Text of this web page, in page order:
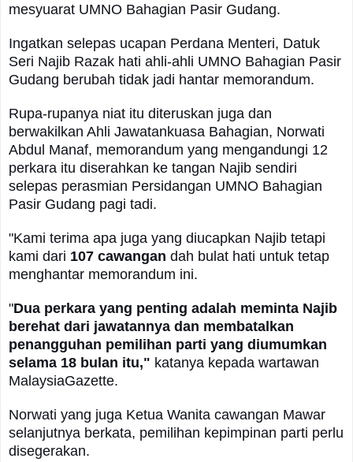
mesyuarat UMNO Bahagian Pasir Gudang.
Ingatkan selepas ucapan Perdana Menteri, Datuk
Seri Najib Razak hati ahli-ahli UMNO Bahagian Pasir
Gudang berubah tidak jadi hantar memorandum.
Rupa-rupanya niat itu diteruskan juga dan
berwakilkan Ahli Jawatankuasa Bahagian, Norwati
Abdul Manaf, memorandum yang mengandungi 12
perkara itu diserahkan ke tangan Najib sendiri
selepas perasmian Persidangan UMNO Bahagian
Pasir Gudang pagi tadi.
"Kami terima apa juga yang diucapkan Najib tetapi
kami dari 107 cawangan dah bulat hati untuk tetap
menghantar memorandum ini.
"Dua perkara yang penting adalah meminta Najib
berehat dari jawatannya dan membatalkan
penangguhan pemilihan parti yang diumumkan
selama 18 bulan itu," katanya kepada wartawan
MalaysiaGazette.
Norwati yang juga Ketua Wanita cawangan Mawar
selanjutnya berkata, pemilihan kepimpinan parti perlu
disegerakan.